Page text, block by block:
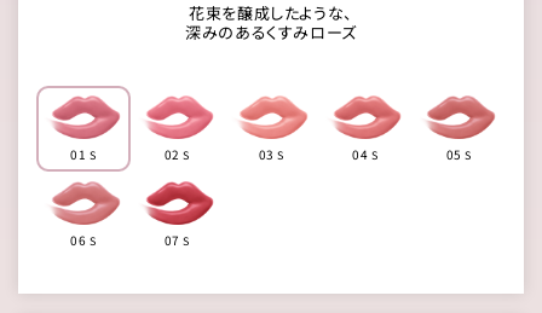
花束を醸成したような、
深みのあるくすみローズ
01 S 02S 03 S 04 S 05S
06 S 07S